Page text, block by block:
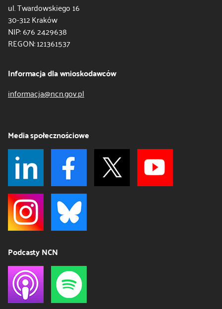
ul. Twardowskiego 16
30-312 Kraków
NIP: 676 2429638
REGON: 121361537
Informacja dla wnioskodawców
informacja@ncn.gov.pl
Media społecznościowe
Podcasty NCN